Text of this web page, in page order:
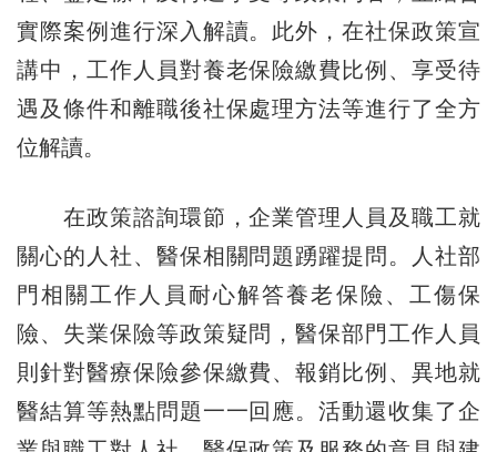
實際案例進行深入解讀。此外，在社保政策宣
講中，工作人員對養老保險繳費比例、享受待
遇及條件和離職後社保處理方法等進行了全方
位解讀。
在政策諮詢環節，企業管理人員及職工就
關心的人社、醫保相關問題踴躍提問。人社部
門相關工作人員耐心解答養老保險、工傷保
險、失業保險等政策疑問，醫保部門工作人員
則針對醫療保險參保繳費、報銷比例、異地就
醫結算等熱點問題一一回應。活動還收集了企